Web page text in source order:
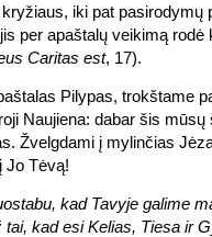
iki pat pasirodymų
per apaštalų veikimą rodė
Caritas est, 17).
Pilypas, trokštame
Naujiena: dabar šis
Žvelgdami į mylinčias
Jo Tėvą!
kad Tavyje galime
tai, kad esi Kelias, Tiesa ir